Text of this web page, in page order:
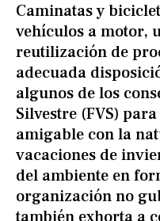
Caminatas y
vehículos a motor,
reutilización de
adecuada
algunos de los
Silvestre (FVS)
amigable con la
vacaciones de
del ambiente en
organización no